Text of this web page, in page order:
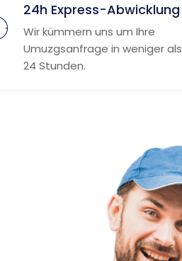
24h Express-Abwicklung
Wir kümmern uns um Ihre
Umuzgsanfrage in weniger als
24 Stunden.